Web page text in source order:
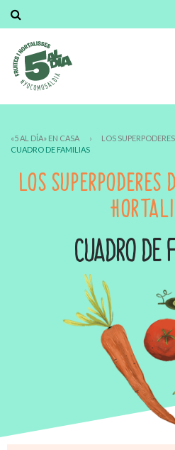
«5 AL DÍA» EN CASA › LOS
CUADRO DE FAMILIAS
LOS
CUADRO